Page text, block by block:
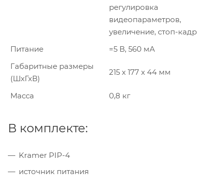
регулировка
видеопараметров,
увеличение, стоп-кадр
Питание
=5 В, 560 мА
Габаритные размеры
(ШхГхВ)
215 х 177 х 44 мм
Масса 0,8 кг
В комплекте:
Kramer PIP-4
источник питания